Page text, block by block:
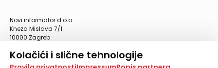
Kolačići i slične tehnologije
Novi informator d.o.o.
Kneza Mislava 7/1
10000 Zagreb
Telefaks: 01/4612-553
info@informator.hr